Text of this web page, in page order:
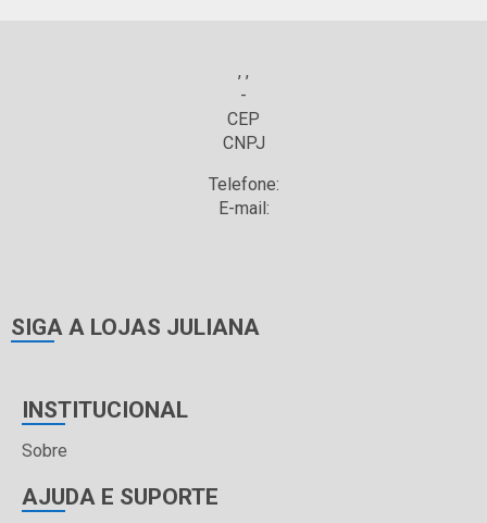
, ,
-
CEP
CNPJ
Telefone:
E-mail:
SIGA A LOJAS JULIANA
INSTITUCIONAL
Sobre
AJUDA E SUPORTE